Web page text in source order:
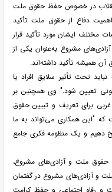
انقلاب در خصوص حفظ حقوق ملت
دفاع از حقوق ملت تأکید
مختلف ایشان مورد تأکید قرار
مشروع به‌عنوان یکی از
همیشه تأکید داشته‌اند.
تحت تأثیر سلایق افراد یا
تعیین شود." وی همچنین بر
برای تعریف و تبیین حقوق
"این همکاری می‌تواند به ما
دهیم و یک منظومه فکری جامع
ملت و آزادی‌های مشروع،
و آزادی‌های مشروع در گفتمان